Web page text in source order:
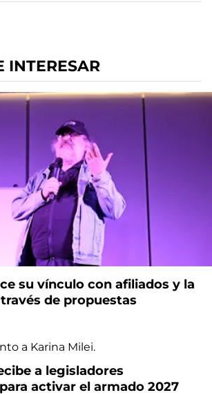
INTERESAR
su vínculo con afiliados y la
de propuestas
a legisladores
activar el armado 2027